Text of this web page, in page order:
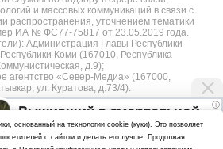
и массовых коммуникаций в связи с
распространения, уточнением тематики
ИА № ФС77-75817 от 23.05.2019 года.
Администрация Главы Республики
Коми (167010, Республика
д.9);
«Север-Медиа» (167000,
ул. Куратова, д.73/4).
студия «Цифровой Век»
i
Выживший в смертельной
аварии тюменец уснул в
Политика
основанный на технологии cookie (куки). Это позволяет
с сайтом и делать его лучше. Продолжая